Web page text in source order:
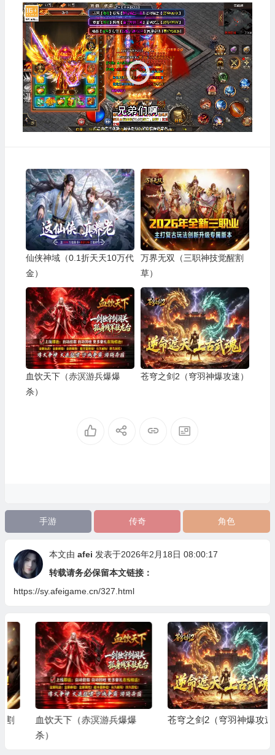
视
频
播
放
器
仙侠神域（0.1折天天10万代
金）
万界无双（三职神技觉醒割
草）
血饮天下（赤溟游兵爆爆
杀）
苍穹之剑2（穹羽神爆攻速）
手游 传奇 角色
本文由 afei 发表于2026年2月18日 08:00:17
转载请务必保留本文链接：
https://sy.afeigame.cn/327.html
血饮天下（赤溟游兵爆爆
苍穹之剑2（穹羽神爆攻速）